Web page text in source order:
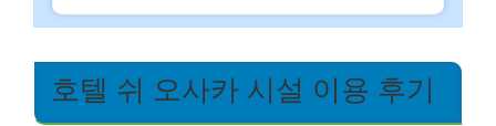
호텔 쉬 오사카 시설 이용 후기